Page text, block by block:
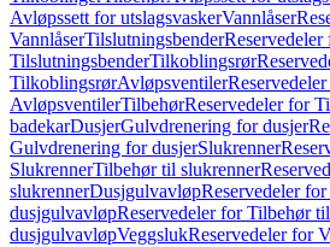
Avløpssett for utslagsvaskerVannlåser
VannlåserTilslutningsbenderReservedeler
TilslutningsbenderTilkoblingsrør
TilkoblingsrørAvløpsventiler
AvløpsventilerTilbehørReservedeler for
badekarDusjerGulvdrenering for dusjer
Gulvdrenering for dusjerSlukrenner
SlukrennerTilbehør til slukrenner
slukrennerDusjgulvavløpReservedeler
dusjgulvavløpReservedeler for Tilbehør til
dusjgulvavløpVeggslukReservedeler for